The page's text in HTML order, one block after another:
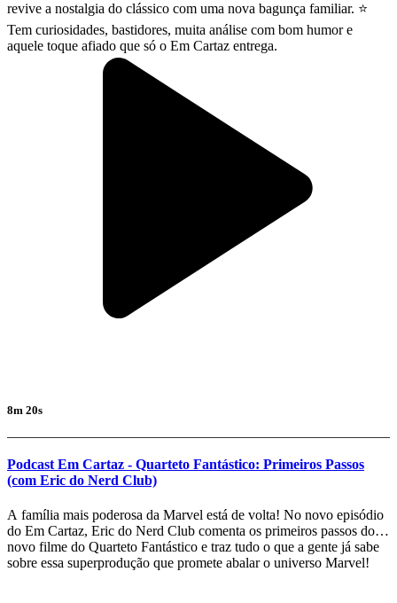
revive a nostalgia do clássico com uma nova bagunça familiar. ⭐
Tem curiosidades, bastidores, muita análise com bom humor e
aquele toque afiado que só o Em Cartaz entrega.
8m 20s
Podcast Em Cartaz - Quarteto Fantástico: Primeiros Passos
(com Eric do Nerd Club)
A família mais poderosa da Marvel está de volta! No novo episódio
do Em Cartaz, Eric do Nerd Club comenta os primeiros passos do
novo filme do Quarteto Fantástico e traz tudo o que a gente já sabe
sobre essa superprodução que promete abalar o universo Marvel!